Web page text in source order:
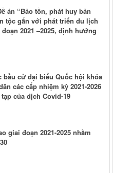
án “Bảo tồn, phát huy bản
tộc gắn với phát triển du lịch
2021 –2025, định hướng
cử đại biểu Quốc hội khóa
các cấp nhiệm kỳ 2021-2026
của dịch Covid-19
giai đoạn 2021-2025 nhằm